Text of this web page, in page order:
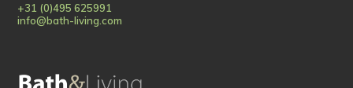
+31 (0)495 625991
info@bath-living.com